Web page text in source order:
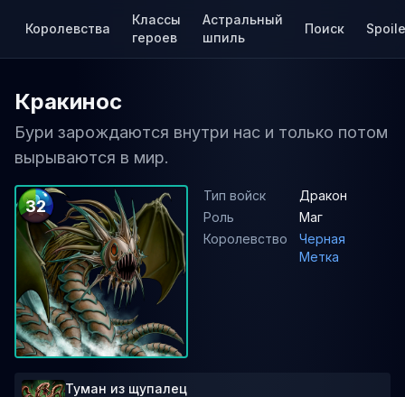
Королевства
Классы
героев
Астральный
шпиль
Поиск
Кракинос
Бури зарождаются внутри нас и только потом
вырываются в мир.
32
Тип войск
Дракон
Роль
Маг
Королевство
Черная
Метка
Туман из щупалец